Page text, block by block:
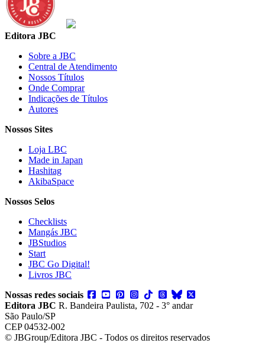
Editora JBC
Sobre a JBC
Central de Atendimento
Nossos Títulos
Onde Comprar
Indicações de Títulos
Autores
Nossos Sites
Loja LBC
Made in Japan
Hashitag
AkibaSpace
Nossos Selos
Checklists
Mangás JBC
JBStudios
Start
JBC Go Digital!
Livros JBC
Nossas redes sociais
Editora JBC R. Bandeira Paulista, 702 - 3° andar
São Paulo/SP
CEP 04532-002
© JBGroup/Editora JBC - Todos os direitos reservados